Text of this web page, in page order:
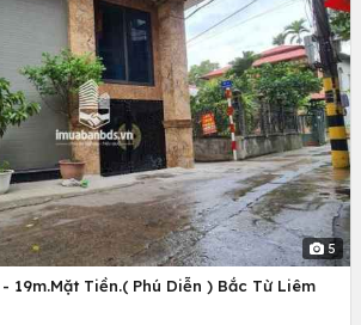
5
19m.Mặt Tiền.( Phú Diễn ) Bắc Từ Liêm